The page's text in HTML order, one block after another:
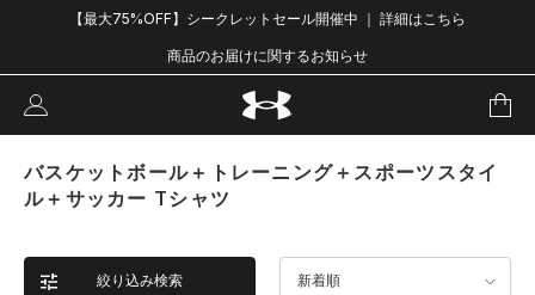
【最大75%OFF】シークレットセール開催中 ｜ 詳細はこちら
商品のお届けに関するお知らせ
バスケットボール＋トレーニング＋スポーツスタイ
ル＋サッカー Tシャツ
絞り込み検索 新着順